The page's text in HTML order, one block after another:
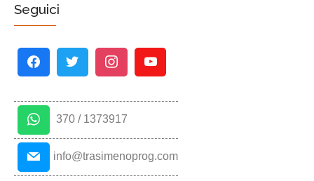
Seguici
370 / 1373917
info@trasimenoprog.com